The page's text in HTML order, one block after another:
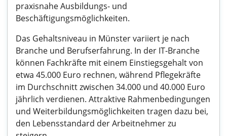
praxisnahe Ausbildungs- und
Beschäftigungsmöglichkeiten.
Das Gehaltsniveau in Münster variiert je nach
Branche und Berufserfahrung. In der IT-Branche
können Fachkräfte mit einem Einstiegsgehalt von
etwa 45.000 Euro rechnen, während Pflegekräfte
im Durchschnitt zwischen 34.000 und 40.000 Euro
jährlich verdienen. Attraktive Rahmenbedingungen
und Weiterbildungsmöglichkeiten tragen dazu bei,
den Lebensstandard der Arbeitnehmer zu